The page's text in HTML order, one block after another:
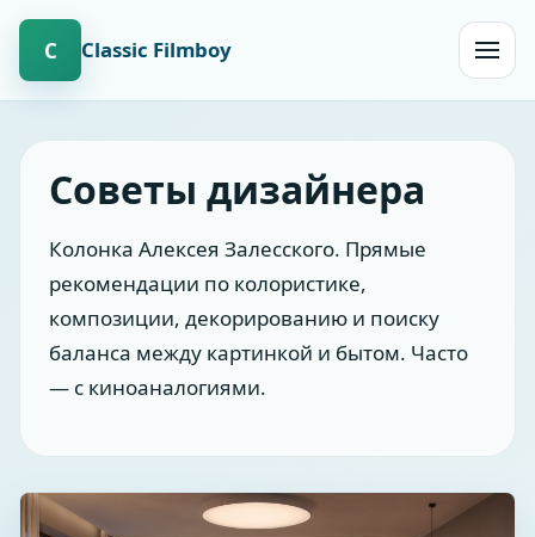
С
Сlassic Filmboy
Советы дизайнера
Колонка Алексея Залесского. Прямые
рекомендации по колористике,
композиции, декорированию и поиску
баланса между картинкой и бытом. Часто
— с киноаналогиями.